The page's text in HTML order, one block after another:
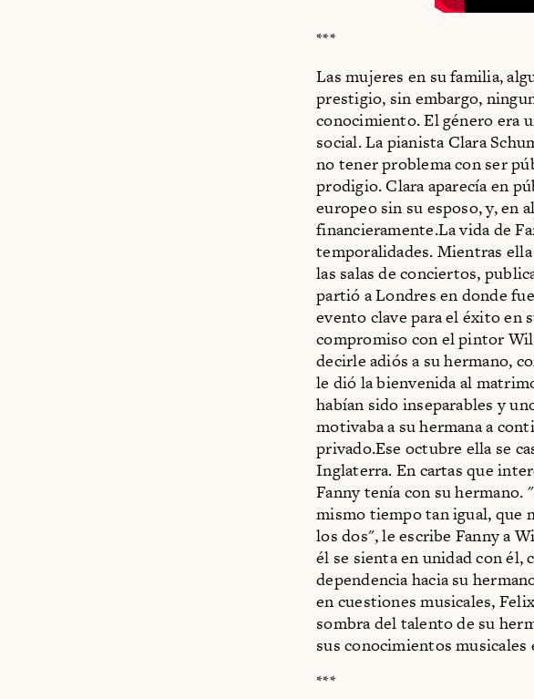
***
Las mujeres en su familia,
prestigio, sin embargo,
conocimiento. El género era
social. La pianista Clara
no tener problema con ser
prodigio. Clara aparecía en
europeo sin su esposo, y, en
financieramente.La vida de
temporalidades. Mientras
las salas de conciertos,
partió a Londres en donde
evento clave para el éxito en
compromiso con el pintor
decirle adiós a su hermano,
le dió la bienvenida al
habían sido inseparables y
motivaba a su hermana a
privado.Ese octubre ella se
Inglaterra. En cartas que
Fanny tenía con su hermano.
mismo tiempo tan igual, que
los dos", le escribe Fanny a
él se sienta en unidad con
dependencia hacia su
en cuestiones musicales,
sombra del talento de su
sus conocimientos musicales
***